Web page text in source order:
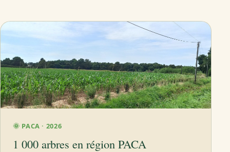
🌞 PACA · 2026
1 000 arbres en région PACA